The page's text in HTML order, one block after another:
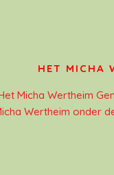
HET MICHA
Micha Wertheim
Wertheim onder